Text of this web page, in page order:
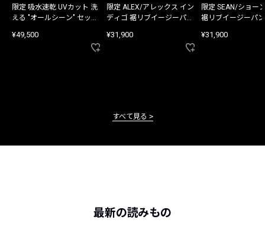
限定 吸水速乾 UVカット 洗
える "オールシーン" セット
¥49,500
限定 ALEX/アレックス イン
ディゴ 裾リブイージーパン
¥31,900
限定 SEAN/ショー
裾リブイージーパ
¥31,900
すべて見る
最新の読みもの